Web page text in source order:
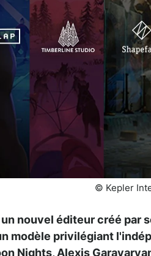
© Kepler
nouvel éditeur créé par
modèle privilégiant
Nights, Alexis